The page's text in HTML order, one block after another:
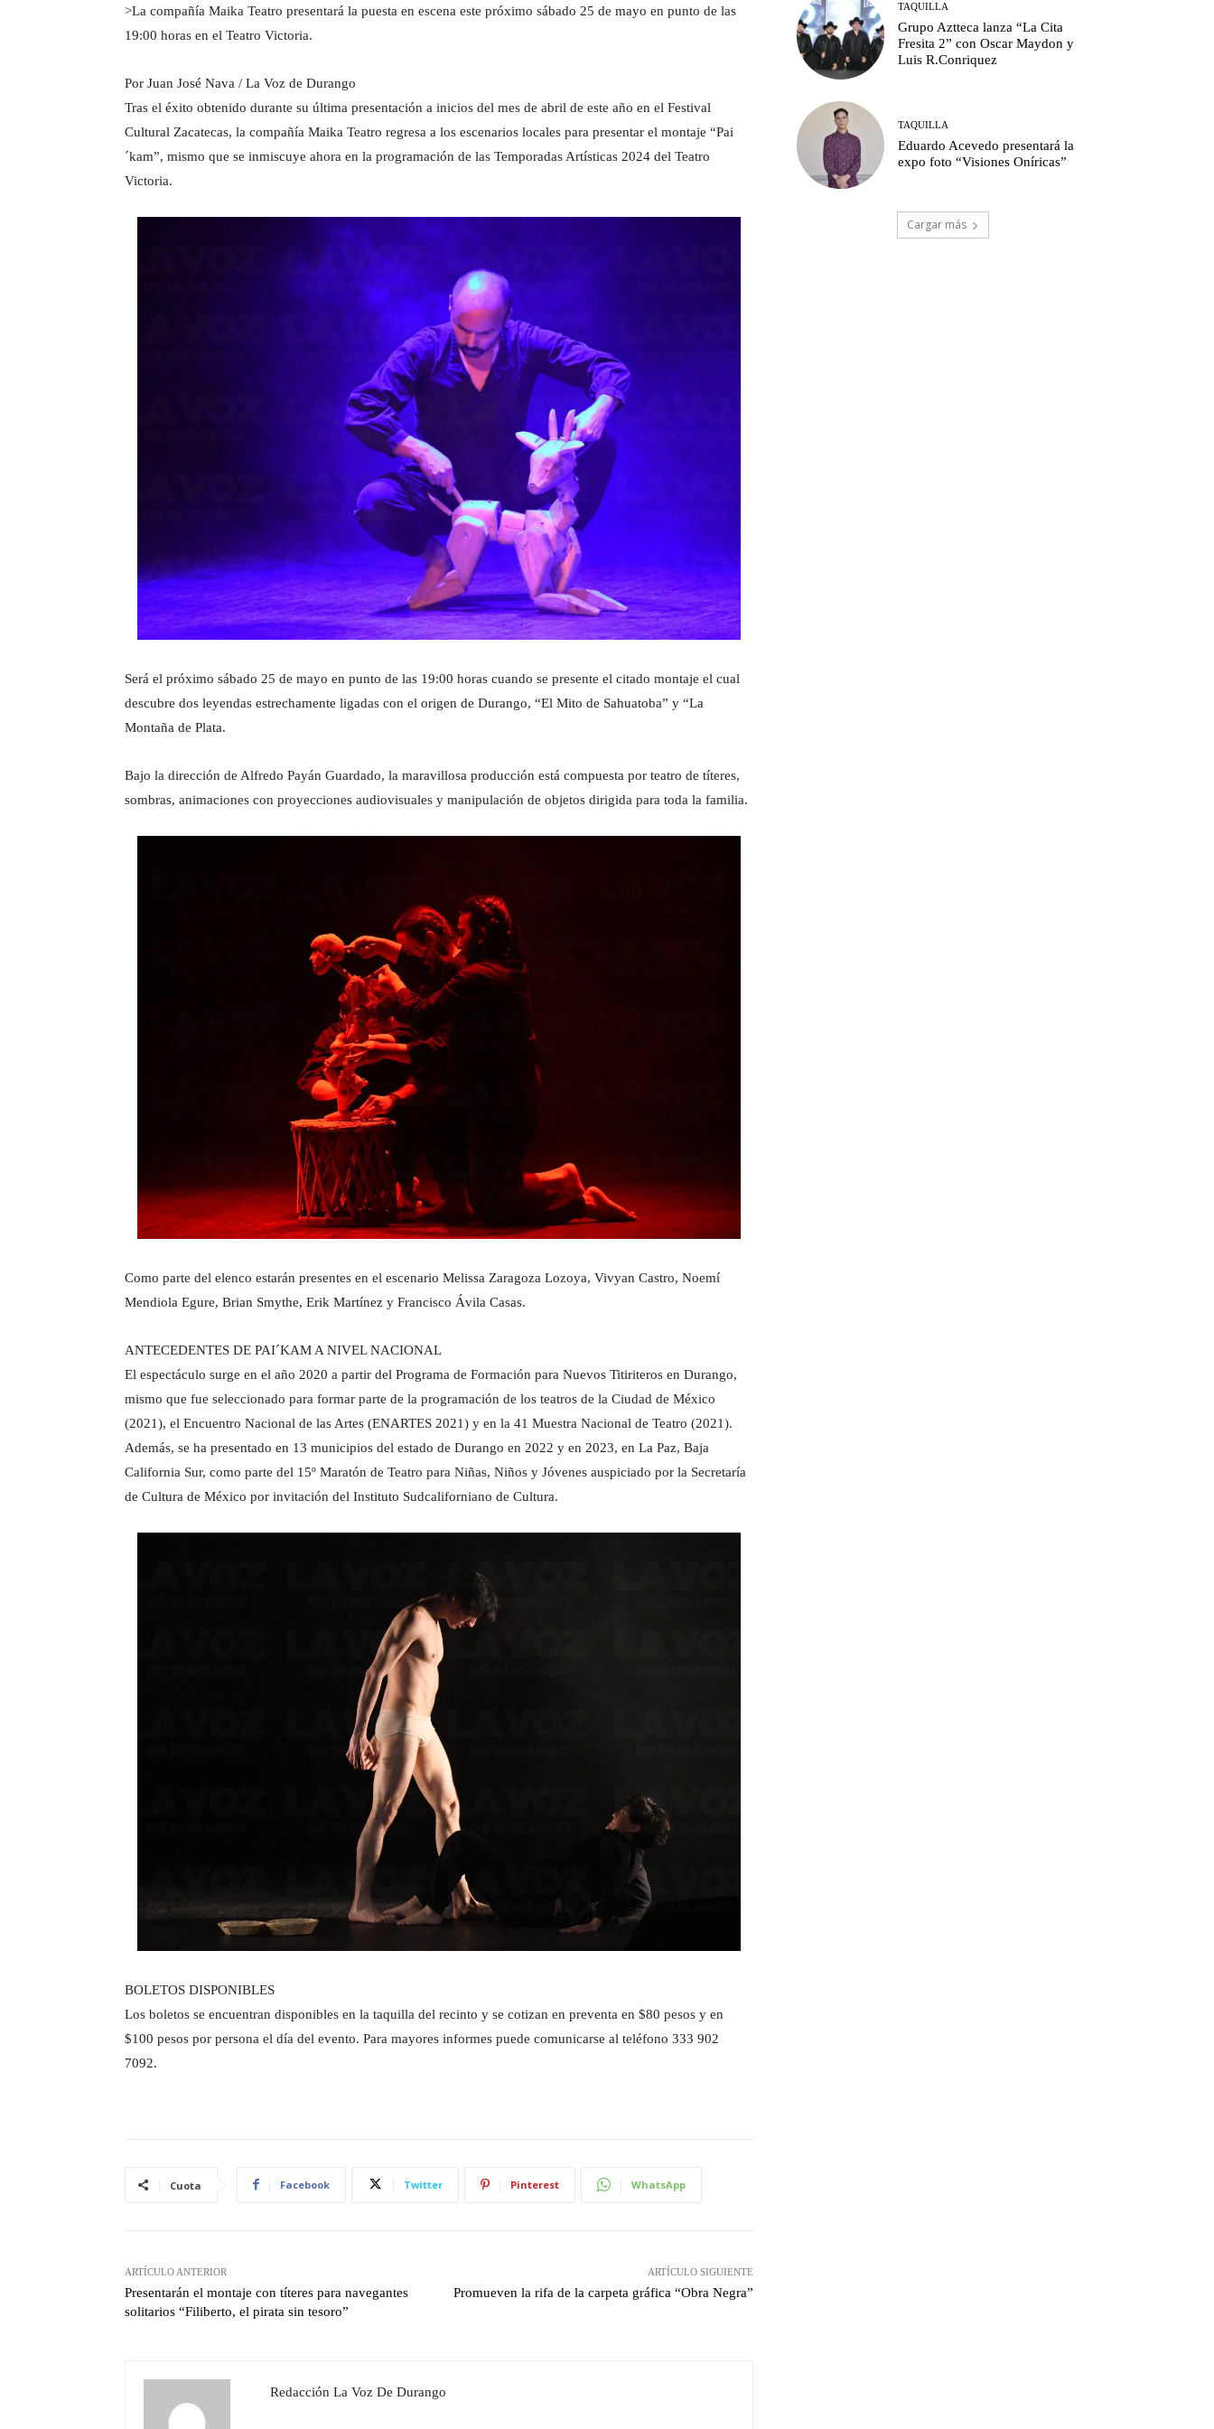
>La compañía Maika Teatro presentará la puesta en escena este próximo sábado 25 de mayo en punto de las
19:00 horas en el Teatro Victoria.
Por Juan José Nava / La Voz de Durango
Tras el éxito obtenido durante su última presentación a inicios del mes de abril de este año en el Festival
Cultural Zacatecas, la compañía Maika Teatro regresa a los escenarios locales para presentar el montaje “Pai
´kam”, mismo que se inmiscuye ahora en la programación de las Temporadas Artísticas 2024 del Teatro
Victoria.
Será el próximo sábado 25 de mayo en punto de las 19:00 horas cuando se presente el citado montaje el cual
descubre dos leyendas estrechamente ligadas con el origen de Durango, “El Mito de Sahuatoba” y “La
Montaña de Plata.
Bajo la dirección de Alfredo Payán Guardado, la maravillosa producción está compuesta por teatro de títeres,
sombras, animaciones con proyecciones audiovisuales y manipulación de objetos dirigida para toda la familia.
Como parte del elenco estarán presentes en el escenario Melissa Zaragoza Lozoya, Vivyan Castro, Noemí
Mendiola Egure, Brian Smythe, Erik Martínez y Francisco Ávila Casas.
ANTECEDENTES DE PAI´KAM A NIVEL NACIONAL
El espectáculo surge en el año 2020 a partir del Programa de Formación para Nuevos Titiriteros en Durango,
mismo que fue seleccionado para formar parte de la programación de los teatros de la Ciudad de México
(2021), el Encuentro Nacional de las Artes (ENARTES 2021) y en la 41 Muestra Nacional de Teatro (2021).
Además, se ha presentado en 13 municipios del estado de Durango en 2022 y en 2023, en La Paz, Baja
California Sur, como parte del 15º Maratón de Teatro para Niñas, Niños y Jóvenes auspiciado por la Secretaría
de Cultura de México por invitación del Instituto Sudcaliforniano de Cultura.
BOLETOS DISPONIBLES
Los boletos se encuentran disponibles en la taquilla del recinto y se cotizan en preventa en $80 pesos y en
$100 pesos por persona el día del evento. Para mayores informes puede comunicarse al teléfono 333 902
7092.
Cuota Facebook Twitter Pinterest WhatsApp
ARTÍCULO ANTERIOR
Presentarán el montaje con títeres para navegantes
solitarios “Filiberto, el pirata sin tesoro”
ARTÍCULO SIGUIENTE
Promueven la rifa de la carpeta gráfica “Obra Negra”
Redacción La Voz De Durango
TAQUILLA
Grupo Aztteca lanza “La Cita
Fresita 2” con Oscar Maydon y
Luis R.Conriquez
TAQUILLA
Eduardo Acevedo presentará la
expo foto “Visiones Oníricas”
Cargar más